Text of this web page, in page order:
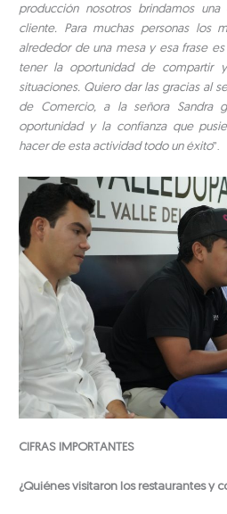
producción nosotros brindamos
cliente. Para muchas personas los
alrededor de una mesa y esa frase
tener la oportunidad de compartir
situaciones. Quiero dar las gracias al
de Comercio, a la señora Sandra
oportunidad y la confianza que
hacer de esta actividad todo un éxito”.
CIFRAS IMPORTANTES
¿Quiénes visitaron los restaurantes y